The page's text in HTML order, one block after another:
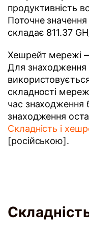
продуктивність
Поточне
складає 811.37
Хешрейт мережі
Для
складності
час знаходження
знаходження
Складність і
[російською].